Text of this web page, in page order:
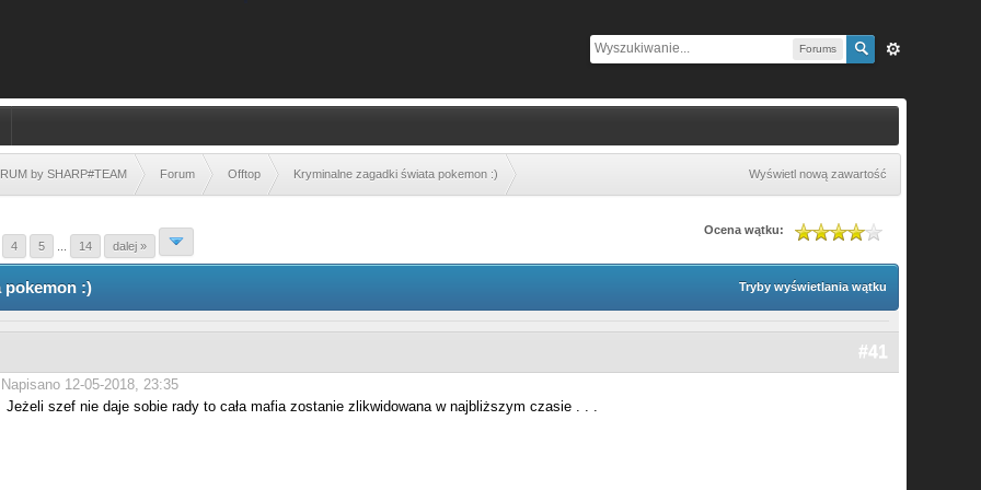
Forums
by SHARP#TEAM Forum Offtop Kryminalne zagadki świata pokemon :) Wyświetl nową zawartość
4 5 14 dalej »
Ocena wątku:
Tryby wyświetlania wątku
pokemon :)
#41
Napisano 12-05-2018, 23:35
Jeżeli szef nie daje sobie rady to cała mafia zostanie zlikwidowana w najbliższym czasie . . .